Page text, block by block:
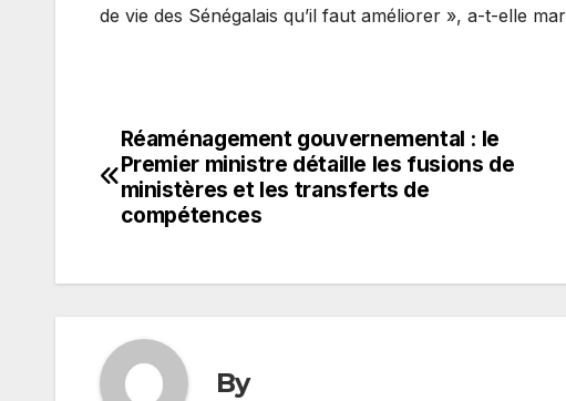
de vie des Sénégalais qu’il faut améliorer », a-t-elle
Navigation
de
l’article
Réaménagement gouvernemental : le
Premier ministre détaille les fusions de
ministères et les transferts de
compétences
By